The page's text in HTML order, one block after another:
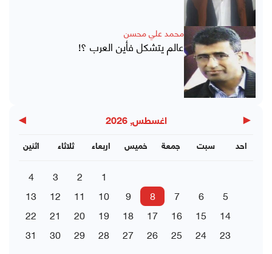
محمد علي محسن
عالم يتشكل فأين العرب ؟!
◀ اغسطس, 2026 ▶
اثنين ثلاثاء اربعاء خميس جمعة سبت احد
1
2
3
4
5
6
7
8
9
10
11
12
13
14
15
16
17
18
19
20
21
22
23
24
25
26
27
28
29
30
31